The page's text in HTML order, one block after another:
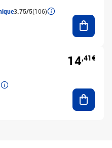
3.75/5(106)
14,41€